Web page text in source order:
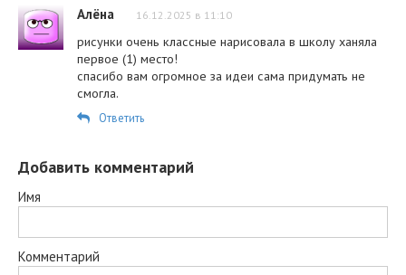
Алёна 16.12.2025 в 11:10
рисунки очень классные нарисовала в школу ханяла
первое (1) место!
спасибо вам огромное за идеи сама придумать не
смогла.
Ответить
Добавить комментарий
Имя
Комментарий